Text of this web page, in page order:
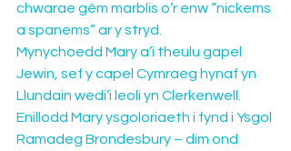
chwarae gêm marblis o’r enw “nickems
a spanems” ar y stryd.
Mynychoedd Mary a’i theulu gapel
Jewin, sef y capel Cymraeg hynaf yn
Llundain wedi’i leoli yn Clerkenwell.
Enillodd Mary ysgoloriaeth i fynd i Ysgol
Ramadeg Brondesbury – dim ond